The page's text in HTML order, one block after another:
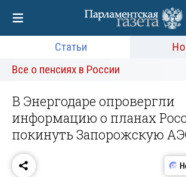
Статьи
Все о пенсиях в России
В Энергодаре опровергли
информацию о планах
покинуть Запорожскую